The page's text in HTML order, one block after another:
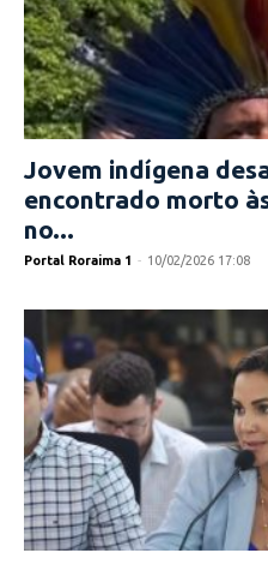
Jovem indígena
encontrado morto
no...
Portal Roraima 1 - 10/02/2026 17:08